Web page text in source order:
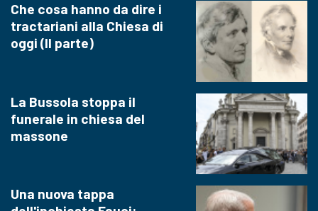
Che cosa hanno da dire i
tractariani alla Chiesa di
oggi (II parte)
La Bussola stoppa il
funerale in chiesa del
massone
Una nuova tappa